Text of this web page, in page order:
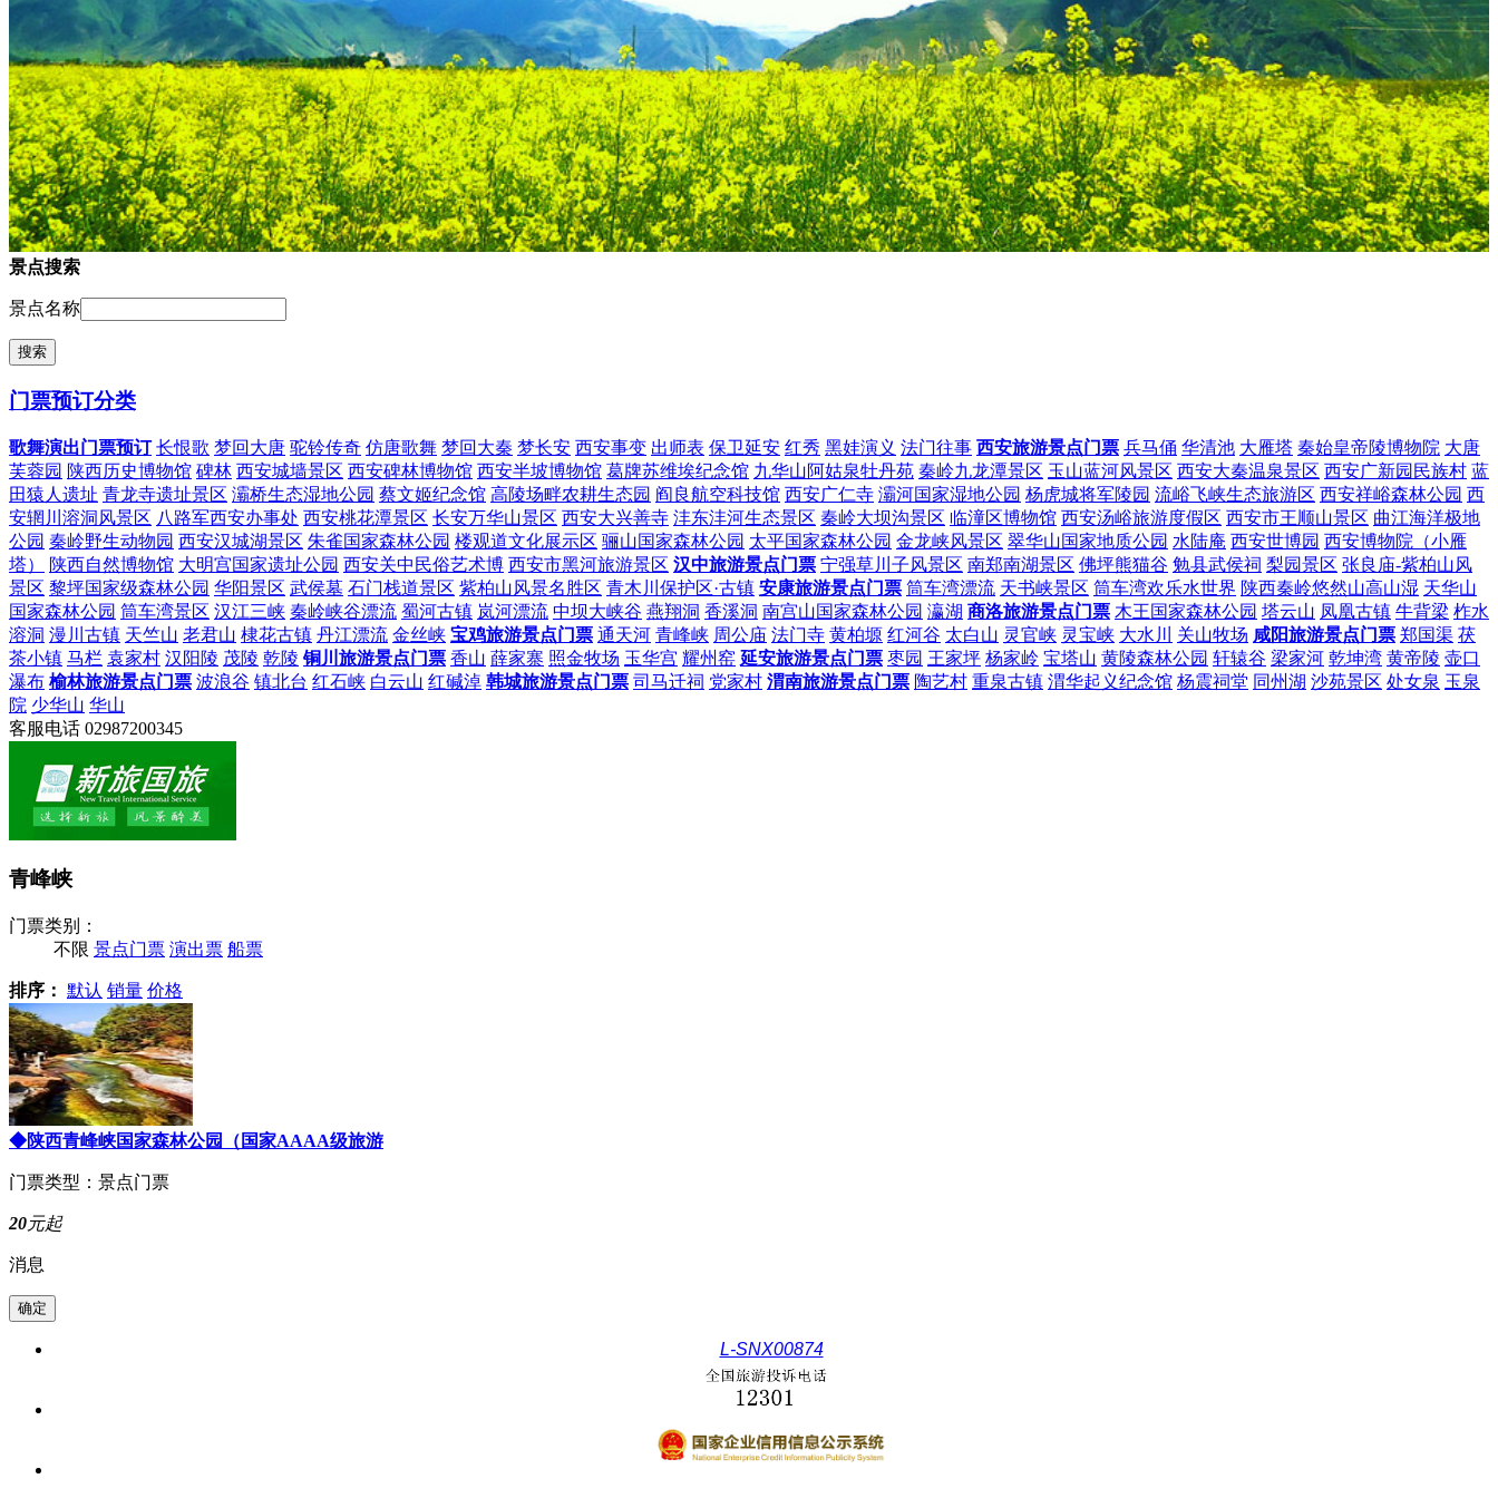
景点搜索
景点名称
门票预订分类
歌舞演出门票预订 长恨歌 梦回大唐 驼铃传奇 仿唐歌舞 梦回大秦 梦长安 西安事变 出师表 保卫延安 红秀 黑娃演义 法门往事 西安旅游景点门票 兵马俑 华清池 大雁塔 秦始皇帝陵博物院 大唐
芙蓉园 陕西历史博物馆 碑林 西安城墙景区 西安碑林博物馆 西安半坡博物馆 葛牌苏维埃纪念馆 九华山阿姑泉牡丹苑 秦岭九龙潭景区 玉山蓝河风景区 西安大秦温泉景区 西安广新园民族村 蓝
田猿人遗址 青龙寺遗址景区 灞桥生态湿地公园 蔡文姬纪念馆 高陵场畔农耕生态园 阎良航空科技馆 西安广仁寺 灞河国家湿地公园 杨虎城将军陵园 流峪飞峡生态旅游区 西安祥峪森林公园 西
安辋川溶洞风景区 八路军西安办事处 西安桃花潭景区 长安万华山景区 西安大兴善寺 沣东沣河生态景区 秦岭大坝沟景区 临潼区博物馆 西安汤峪旅游度假区 西安市王顺山景区 曲江海洋极地
公园 秦岭野生动物园 西安汉城湖景区 朱雀国家森林公园 楼观道文化展示区 骊山国家森林公园 太平国家森林公园 金龙峡风景区 翠华山国家地质公园 水陆庵 西安世博园 西安博物院（小雁
塔）
陕西自然博物馆 大明宫国家遗址公园 西安关中民俗艺术博 西安市黑河旅游景区 汉中旅游景点门票 宁强草川子风景区 南郑南湖景区 佛坪熊猫谷 勉县武侯祠 梨园景区 张良庙-紫柏山风
景区 黎坪国家级森林公园 华阳景区 武侯墓 石门栈道景区 紫柏山风景名胜区 青木川保护区·古镇 安康旅游景点门票 筒车湾漂流 天书峡景区 筒车湾欢乐水世界 陕西秦岭悠然山高山湿 天华山
国家森林公园 筒车湾景区 汉江三峡 秦岭峡谷漂流 蜀河古镇 岚河漂流 中坝大峡谷 燕翔洞 香溪洞 南宫山国家森林公园 瀛湖 商洛旅游景点门票 木王国家森林公园 塔云山 凤凰古镇 牛背梁 柞水
溶洞 漫川古镇 天竺山 老君山 棣花古镇 丹江漂流 金丝峡 宝鸡旅游景点门票 通天河 青峰峡 周公庙 法门寺 黄柏塬 红河谷 太白山 灵官峡 灵宝峡 大水川 关山牧场 咸阳旅游景点门票 郑国渠 茯
茶小镇 马栏 袁家村 汉阳陵 茂陵 乾陵 铜川旅游景点门票 香山 薛家寨 照金牧场 玉华宫 耀州窑 延安旅游景点门票 枣园 王家坪 杨家岭 宝塔山 黄陵森林公园 轩辕谷 梁家河 乾坤湾 黄帝陵 壶口
瀑布 榆林旅游景点门票 波浪谷 镇北台 红石峡 白云山 红碱淖 韩城旅游景点门票 司马迁祠 党家村 渭南旅游景点门票 陶艺村 重泉古镇 渭华起义纪念馆 杨震祠堂 同州湖 沙苑景区 处女泉 玉泉
院 少华山 华山
客服电话 02987200345
青峰峡
门票类别：
不限 景点门票 演出票 船票
排序： 默认 销量 价格
◆陕西青峰峡国家森林公园（国家AAAA级旅游
门票类型：景点门票
20元起
消息
L-SNX00874